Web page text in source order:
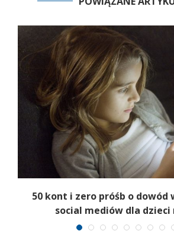
50 kont i zero próśb o dowód
social mediów dla dzieci